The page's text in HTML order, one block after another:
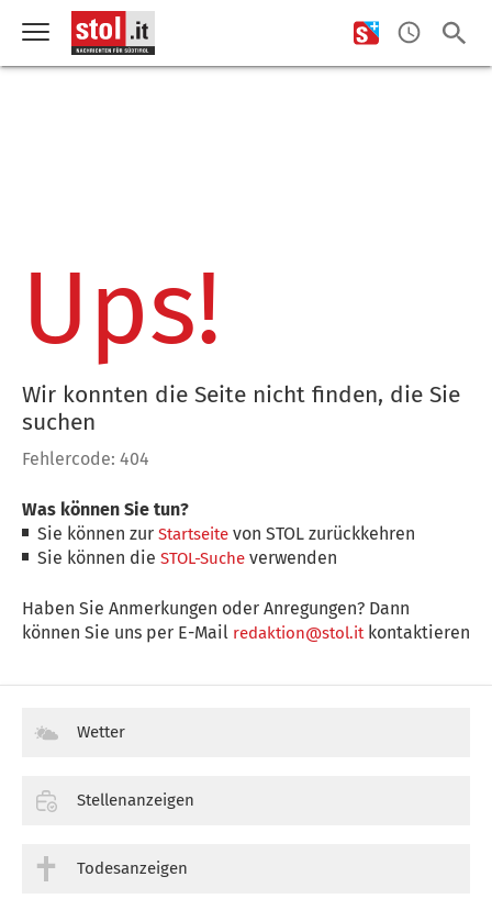
Ups!
Wir konnten die Seite nicht finden, die Sie
suchen
Fehlercode: 404
Was können Sie tun?
Sie können zurStartseite von STOL zurückkehren
Sie können dieSTOL-Suche verwenden
Haben Sie Anmerkungen oder Anregungen? Dann
können Sie uns per E-Mail redaktion@stol.itkontaktieren
Wetter
Stellenanzeigen
Todesanzeigen